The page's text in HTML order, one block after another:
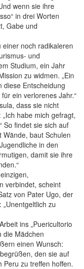
wenn sie ihre
in drei Worten
Gabe und
noch radikaleren
und
Studium, ein Jahr
zu widmen. „Ein
diese Entscheidung
ein verlorenes Jahr.“
dass sie nicht
habe mich gefragt,
So findet sie sich auf
Wände, baut Schulen
in den
damit sie ihre
verbindet, scheint
von Pater Ugo, der
zu
ins „Puericultorio
die Mädchen
einen Wunsch:
den sie auf
Peru zu treffen hoffen.